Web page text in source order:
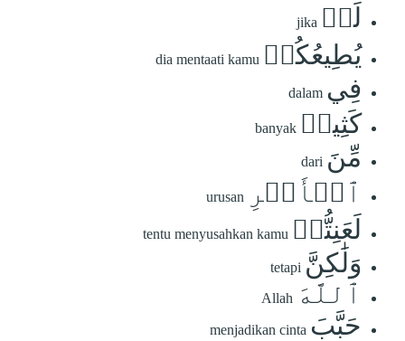
لَوۡ jika
يُطِيعُكُمۡ dia mentaati kamu
فِي dalam
كَثِيرٖ banyak
مِّنَ dari
ٱلۡأَمۡرِ urusan
لَعَنِتُّمۡ tentu menyusahkan kamu
وَلَٰكِنَّ tetapi
ٱللَّهَ Allah
حَبَّبَ menjadikan cinta